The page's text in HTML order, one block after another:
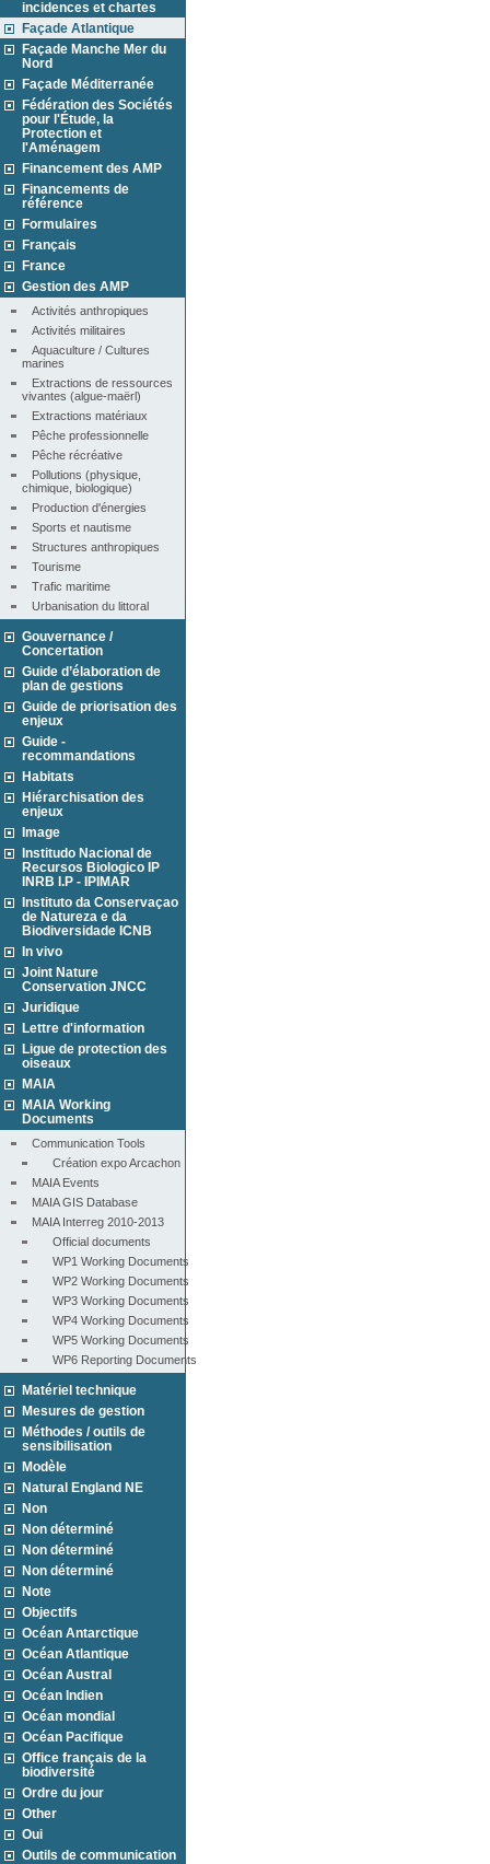
incidences et chartes
Façade Atlantique
Façade Manche Mer du
Nord
Façade Méditerranée
Fédération des Sociétés
pour l'Étude, la
Protection et
l'Aménagem
Financement des AMP
Financements de
référence
Formulaires
Français
France
Gestion des AMP
Activités anthropiques
Activités militaires
Aquaculture / Cultures
marines
Extractions de ressources
vivantes (algue-maërl)
Extractions matériaux
Pêche professionnelle
Pêche récréative
Pollutions (physique,
chimique, biologique)
Production d'énergies
Sports et nautisme
Structures anthropiques
Tourisme
Trafic maritime
Urbanisation du littoral
Gouvernance /
Concertation
Guide d’élaboration de
plan de gestions
Guide de priorisation des
enjeux
Guide -
recommandations
Habitats
Hiérarchisation des
enjeux
Image
Institudo Nacional de
Recursos Biologico IP
INRB I.P - IPIMAR
Instituto da Conservaçao
de Natureza e da
Biodiversidade ICNB
In vivo
Joint Nature
Conservation JNCC
Juridique
Lettre d'information
Ligue de protection des
oiseaux
MAIA
MAIA Working
Documents
Communication Tools
Création expo Arcachon
MAIA Events
MAIA GIS Database
MAIA Interreg 2010-2013
Official documents
WP1 Working Documents
WP2 Working Documents
WP3 Working Documents
WP4 Working Documents
WP5 Working Documents
WP6 Reporting Documents
Matériel technique
Mesures de gestion
Méthodes / outils de
sensibilisation
Modèle
Natural England NE
Non
Non déterminé
Non déterminé
Non déterminé
Note
Objectifs
Océan Antarctique
Océan Atlantique
Océan Austral
Océan Indien
Océan mondial
Océan Pacifique
Office français de la
biodiversité
Ordre du jour
Other
Oui
Outils de communication